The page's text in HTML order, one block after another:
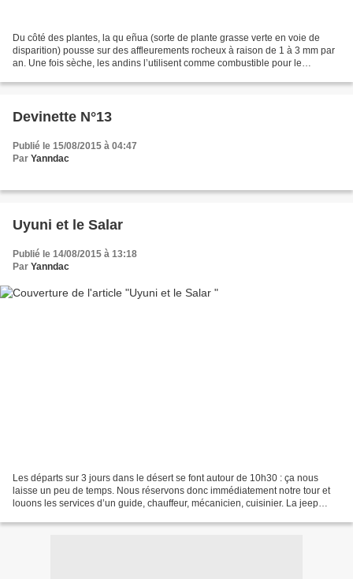
Du côté des plantes, la qu eñua (sorte de plante grasse verte en voie de
disparition) pousse sur des affleurements rocheux à raison de 1 à 3 mm par
an. Une fois sèche, les andins l’utilisent comme combustible pour le
Devinette N°13
Publié le 15/08/2015 à 04:47
Par Yanndac
Uyuni et le Salar
Publié le 14/08/2015 à 13:18
Par Yanndac
Les départs sur 3 jours dans le désert se font autour de 10h30 : ça nous
laisse un peu de temps. Nous réservons donc immédiatement notre tour et
louons les services d’un guide, chauffeur, mécanicien, cuisinier. La jeep